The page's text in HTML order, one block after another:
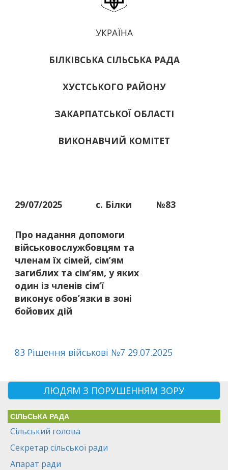
УКРАЇНА
БІЛКІВСЬКА СІЛЬСЬКА РАДА
ХУСТСЬКОГО РАЙОНУ
ЗАКАРПАТСЬКОЇ ОБЛАСТІ
ВИКОНАВЧИЙ КОМІТЕТ
29/07/2025 с. Білки №83
Про надання допомоги
військовослужбовцям та
членам їх сімей, сім’ям
загиблих та сім’ям, у яких
один із членів сім’ї
виконує обов’язки в зоні
бойових дій
83 Рішення військові №7 29.07.2025
ЛЮДЯМ З ПОРУШЕННЯМ ЗОРУ
СІЛЬСЬКА РАДА
Сільський голова
Секретар сільської ради
Апарат ради